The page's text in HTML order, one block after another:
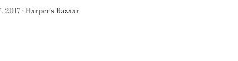
2017 • Harper’s Bazaar